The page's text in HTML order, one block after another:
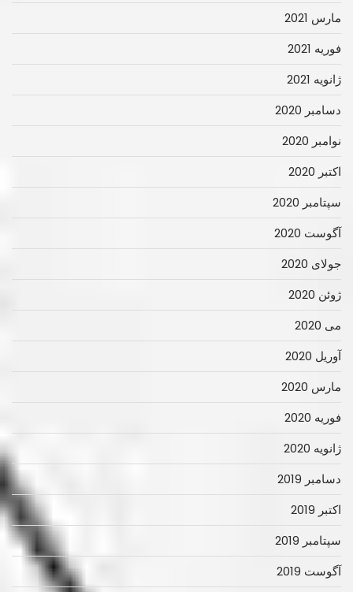
مارس 2021
فوریه 2021
ژانویه 2021
دسامبر 2020
نوامبر 2020
اکتبر 2020
سپتامبر 2020
آگوست 2020
جولای 2020
ژوئن 2020
می 2020
آوریل 2020
مارس 2020
فوریه 2020
ژانویه 2020
دسامبر 2019
اکتبر 2019
سپتامبر 2019
آگوست 2019